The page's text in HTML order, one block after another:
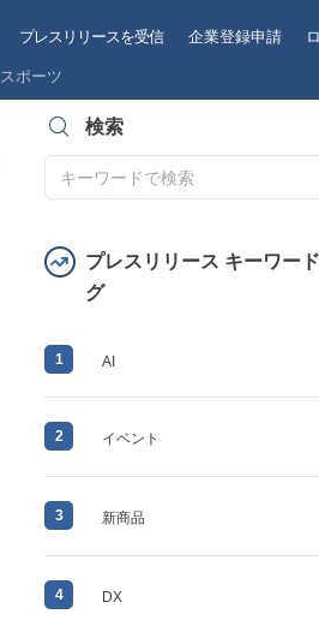
プレスリリースを受信 企業登録申請
スポーツ
検索
プレスリリース キーワー
グ
1 AI
2 イベント
3 新商品
4 DX